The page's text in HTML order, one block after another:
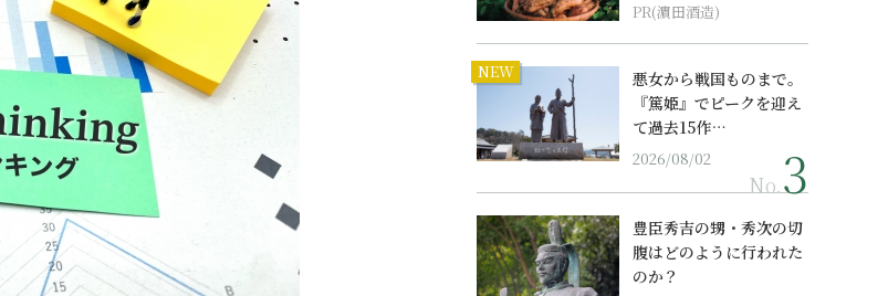
PR(濵田酒造)
NEW
悪女から戦国ものまで。
『篤姫』でピークを迎え
て過去15作…
2026/08/02
No.
豊臣秀吉の甥・秀次の切
腹はどのように行われた
のか？